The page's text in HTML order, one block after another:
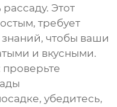
Этот
требует
чтобы ваши
и вкусными.
убедитесь,